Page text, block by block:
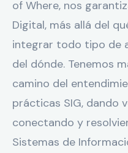
of Where, nos
Digital, más allá del
integrar todo tipo de
del dónde. Tenemos
camino del
prácticas SIG, dando
conectando y
Sistemas de